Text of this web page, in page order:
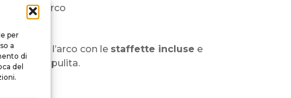
per
a
di
del
dell’arco
fissare l’arco con le staffette incluse e
rapida e pulita.